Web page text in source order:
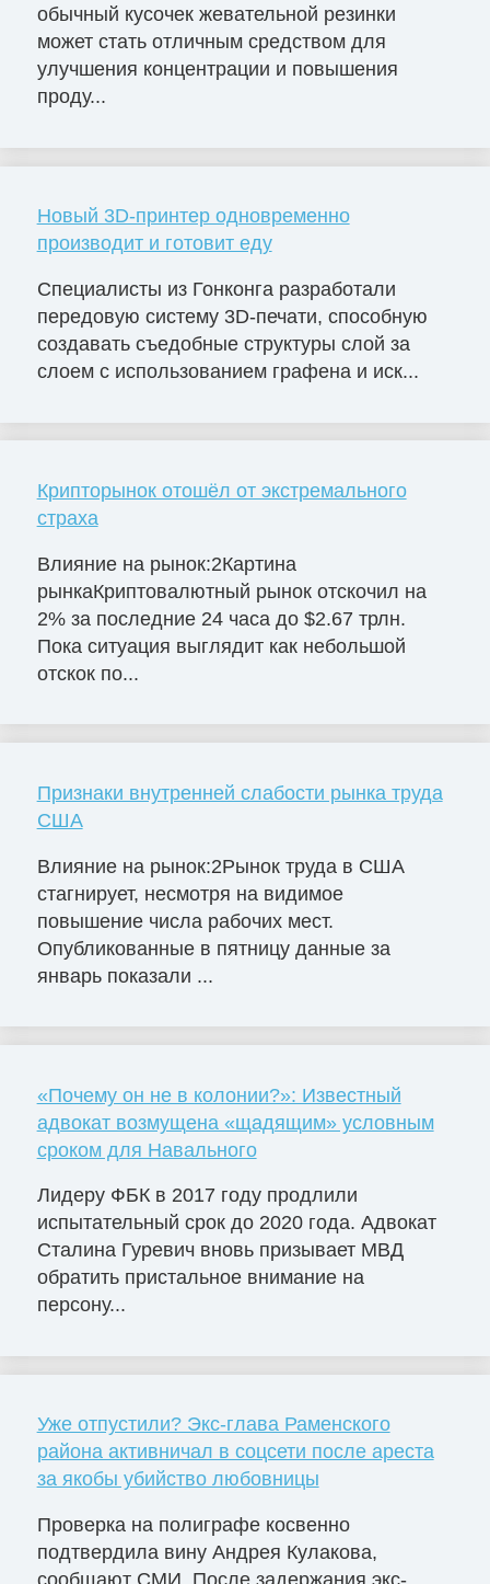
обычный кусочек жевательной резинки
может стать отличным средством для
улучшения концентрации и повышения
проду...
Новый 3D-принтер одновременно
производит и готовит еду
Специалисты из Гонконга разработали
передовую систему 3D-печати, способную
создавать съедобные структуры слой за
слоем с использованием графена и иск...
Крипторынок отошёл от экстремального
страха
Влияние на рынок:2Картина
рынкаКриптовалютный рынок отскочил на
2% за последние 24 часа до $2.67 трлн.
Пока ситуация выглядит как небольшой
отскок по...
Признаки внутренней слабости рынка труда
США
Влияние на рынок:2Рынок труда в США
стагнирует, несмотря на видимое
повышение числа рабочих мест.
Опубликованные в пятницу данные за
январь показали ...
«Почему он не в колонии?»: Известный
адвокат возмущена «щадящим» условным
сроком для Навального
Лидеру ФБК в 2017 году продлили
испытательный срок до 2020 года. Адвокат
Сталина Гуревич вновь призывает МВД
обратить пристальное внимание на
персону...
Уже отпустили? Экс-глава Раменского
района активничал в соцсети после ареста
за якобы убийство любовницы
Проверка на полиграфе косвенно
подтвердила вину Андрея Кулакова,